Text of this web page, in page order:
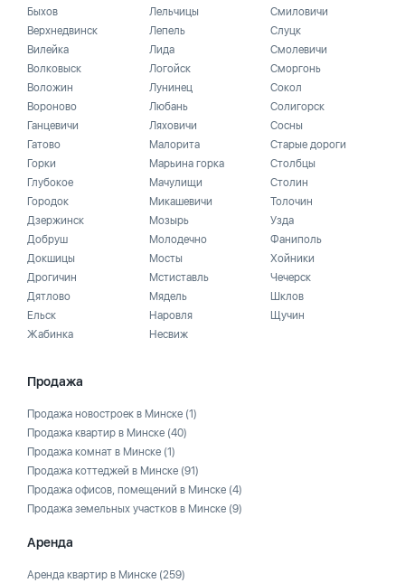
Быхов
Верхнедвинск
Вилейка
Волковыск
Воложин
Вороново
Ганцевичи
Гатово
Горки
Глубокое
Городок
Дзержинск
Добруш
Докшицы
Дрогичин
Дятлово
Ельск
Жабинка
Лельчицы
Лепель
Лида
Логойск
Лунинец
Любань
Ляховичи
Малорита
Марьина горка
Мачулищи
Микашевичи
Мозырь
Молодечно
Мосты
Мстиставль
Мядель
Наровля
Несвиж
Смиловичи
Слуцк
Смолевичи
Сморгонь
Сокол
Солигорск
Сосны
Старые дороги
Столбцы
Столин
Толочин
Узда
Фаниполь
Хойники
Чечерск
Шклов
Щучин
Продажа
Продажа новостроек в Минске (1)
Продажа квартир в Минске (40)
Продажа комнат в Минске (1)
Продажа коттеджей в Минске (91)
Продажа офисов, помещений в Минске (4)
Продажа земельных участков в Минске (9)
Аренда
Аренда квартир в Минске (259)